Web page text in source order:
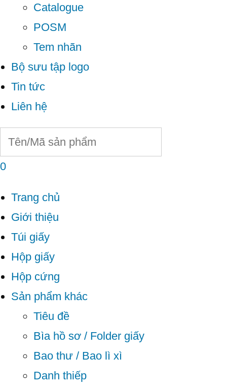
Catalogue
POSM
Tem nhãn
Bộ sưu tập logo
Tin tức
Liên hệ
0
Trang chủ
Giới thiệu
Túi giấy
Hộp giấy
Hộp cứng
Sản phẩm khác
Tiêu đề
Bìa hồ sơ / Folder giấy
Bao thư / Bao lì xì
Danh thiếp